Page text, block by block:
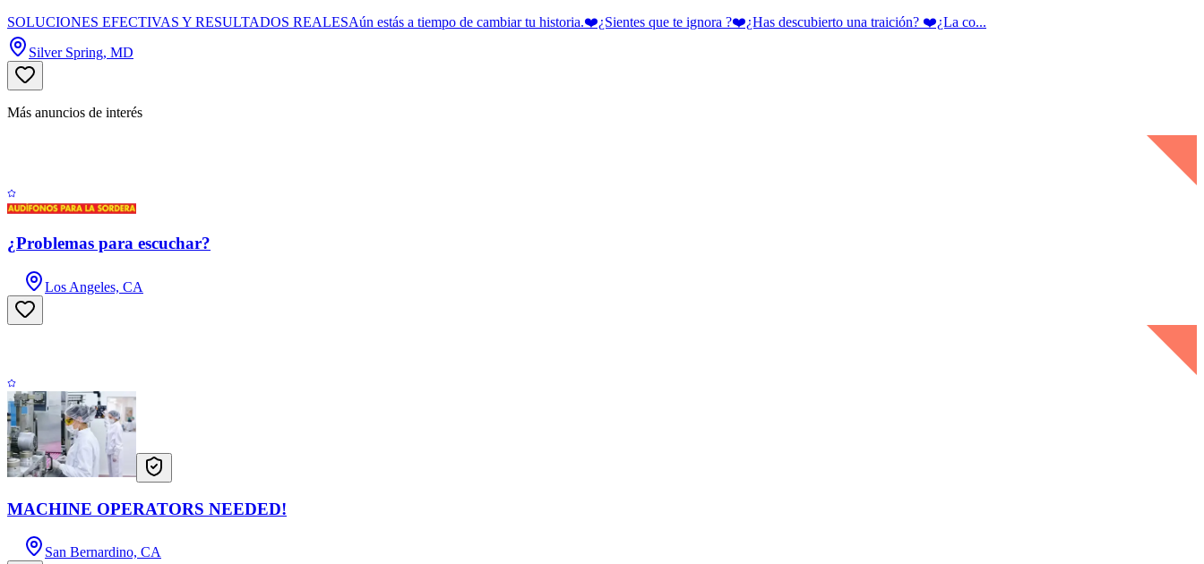
SOLUCIONES EFECTIVAS Y RESULTADOS REALESAún estás a tiempo de cambiar tu historia.❤️¿Sientes que te ignora ?❤️¿Has descubierto una traición? ❤️¿La co...
Silver Spring, MD
Más anuncios de interés
¿Problemas para escuchar?
Los Angeles, CA
MACHINE OPERATORS NEEDED!
San Bernardino, CA